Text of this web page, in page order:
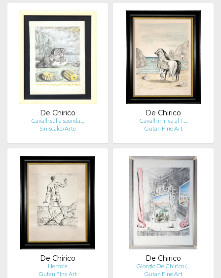
De Chirico
Cavalli sulla sponda…
Siniscalco Arte
De Chirico
Cavalli in riva al T…
Gutan Fine Art
De Chirico
Hercole
Gutan Fine Art
De Chirico
Giorgio De Chirico (…
Gutan Fine Art